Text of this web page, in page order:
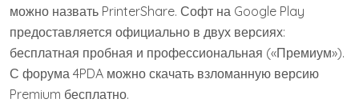
можно назвать PrinterShare. Софт на Google Play
предоставляется официально в двух версиях:
бесплатная пробная и профессиональная («Премиум»).
С форума 4PDA можно скачать взломанную версию
Premium бесплатно.